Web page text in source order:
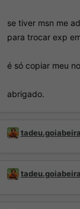
se tiver msn me
para trocar exp
é só copiar meu
abrigado.
tadeu.goiabeira
tadeu.goiabeira